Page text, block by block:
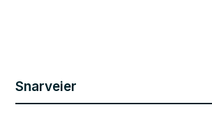
Snarveier